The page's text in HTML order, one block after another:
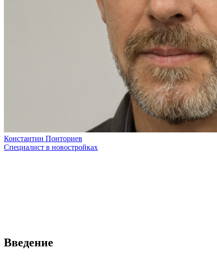
Константин Понториев
Специалист в новостройках
Введение